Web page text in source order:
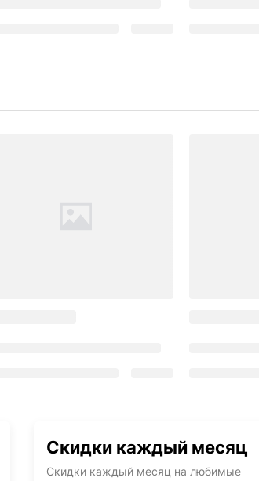
Скидки каждый месяц
Скидки каждый месяц на любимые